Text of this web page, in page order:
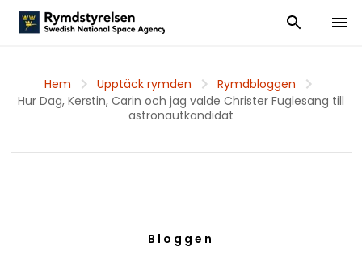
Visa och dölj
Visa
Hem Upptäck rymden
Rymdbloggen
Hur Dag, Kerstin, Carin och jag valde Christer Fuglesang till
astronautkandidat
Bloggen